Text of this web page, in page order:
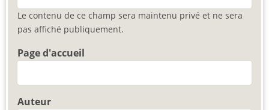
Le contenu de ce champ sera maintenu privé et ne sera
pas affiché publiquement.
Page d'accueil
Auteur